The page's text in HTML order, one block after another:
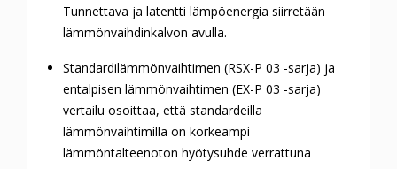
Tunnettava ja latentti lämpöenergia siirretään
lämmönvaihdinkalvon avulla.
Standardilämmönvaihtimen (RSX-P 03 -sarja) ja
entalpisen lämmönvaihtimen (EX-P 03 -sarja)
vertailu osoittaa, että standardeilla
lämmönvaihtimilla on korkeampi
lämmöntalteenoton hyötysuhde verrattuna